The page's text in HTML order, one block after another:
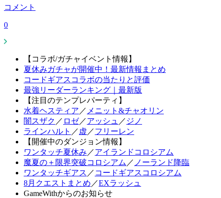
コメント
0
【コラボ/ガチャイベント情報】
夏休みガチャが開催中！最新情報まとめ
コードギアスコラボの当たりと評価
最強リーダーランキング｜最新版
【注目のテンプレパーティ】
水着ヘスティア ／ メニット&チャオリン
闇スザク ／ ロゼ／アッシュ ／ ジノ
ラインハルト ／ 虚 ／フリーレン
【開催中のダンジョン情報】
ワンタッチ夏休み ／アイランドコロシアム
魔夏の＋限界突破コロシアム ／ ノーランド降臨
ワンタッチギアス ／ コードギアスコロシアム
8月クエストまとめ ／EXラッシュ
GameWithからのお知らせ